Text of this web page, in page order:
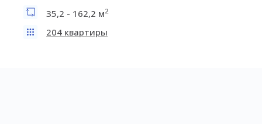
35,2 - 162,2 м2
204 квартиры